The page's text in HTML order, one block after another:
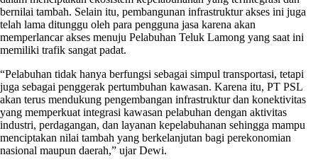
bernilai tambah. Selain itu, pembangunan infrastruktur akses ini juga
telah lama ditunggu oleh para pengguna jasa karena akan
memperlancar akses menuju Pelabuhan Teluk Lamong yang saat ini
memiliki trafik sangat padat.
“Pelabuhan tidak hanya berfungsi sebagai simpul transportasi, tetapi
juga sebagai penggerak pertumbuhan kawasan. Karena itu, PT PSL
akan terus mendukung pengembangan infrastruktur dan konektivitas
yang memperkuat integrasi kawasan pelabuhan dengan aktivitas
industri, perdagangan, dan layanan kepelabuhanan sehingga mampu
menciptakan nilai tambah yang berkelanjutan bagi perekonomian
nasional maupun daerah,” ujar Dewi.